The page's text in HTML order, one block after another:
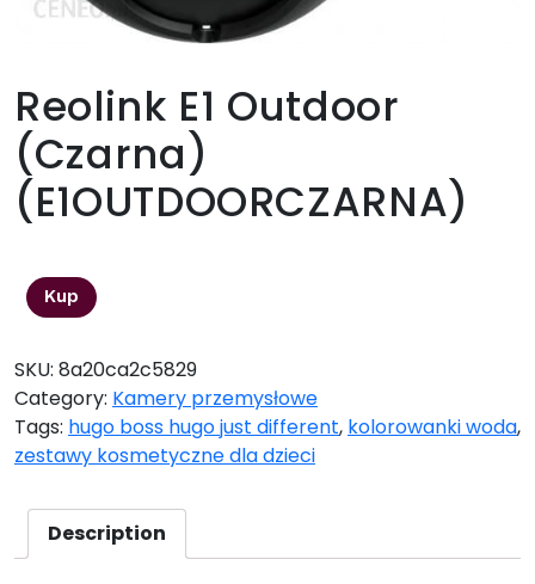
Reolink E1 Outdoor
(Czarna)
(E1OUTDOORCZARNA)
Kup
SKU: 8a20ca2c5829
Category: Kamery przemysłowe
Tags: hugo boss hugo just different, kolorowanki woda,
zestawy kosmetyczne dla dzieci
Description